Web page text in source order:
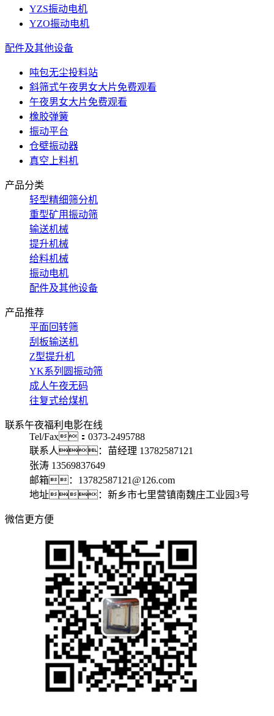
YZS振动电机
YZO振动电机
配件及其他设备
吨包无尘投料站
斜筛式午夜男女大片免费观看
午夜男女大片免费观看
橡胶弹簧
振动平台
仓壁振动器
真空上料机
产品分类
轻型精细筛分机
重型矿用振动筛
输送机械
提升机械
给料机械
振动电机
配件及其他设备
产品推荐
平面回转筛
刮板输送机
Z型提升机
YK系列圆振动筛
成人午夜无码
往复式给煤机
联系午夜福利电影在线
Tel/Fax：0373-2495788
联系人：苗经理 13782587121
张涛 13569837649
邮箱：13782587121@126.com
地址：新乡市七里营镇南魏庄工业园3号
微信更方便